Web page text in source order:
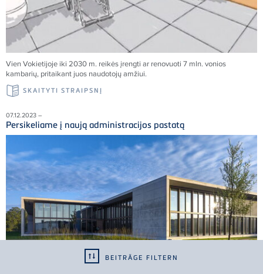
BEITRÄGE FILTERN
Vien Vokietijoje iki 2030 m. reikės įrengti ar renovuoti 7 mln. vonios
kambarių, pritaikant juos naudotojų amžiui.
SKAITYTI STRAIPSNĮ
07.12.2023 –
Persikeliame į naują administracijos pastatą